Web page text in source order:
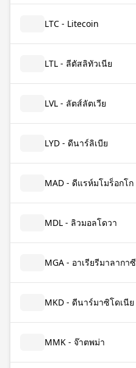
LTC - Litecoin
LTL - ลีตัสลิทัวเนีย
LVL - ลัตส์ลัตเวีย
LYD - ดีนาร์ลิเบีย
MAD - ดีแรห์มโมร็อกโก
MDL - ลิวมอลโดวา
MGA - อาเรียรีมาลากาซี
MKD - ดีนาร์มาซิโดเนีย
MMK - จ๊าตพม่า